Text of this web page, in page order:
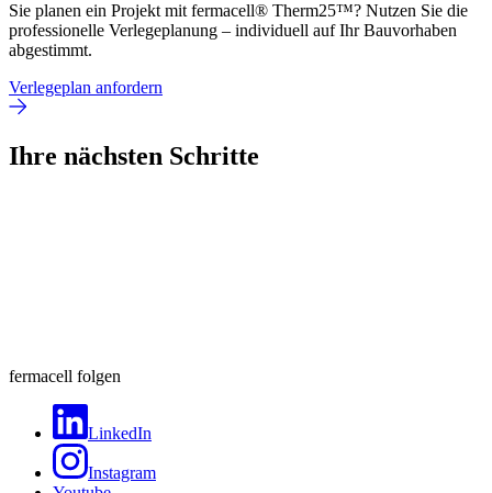
Sie planen ein Projekt mit fermacell® Therm25™? Nutzen Sie die
professionelle Verlegeplanung – individuell auf Ihr Bauvorhaben
abgestimmt.
Verlegeplan anfordern
Ihre nächsten Schritte
fermacell folgen
LinkedIn
Instagram